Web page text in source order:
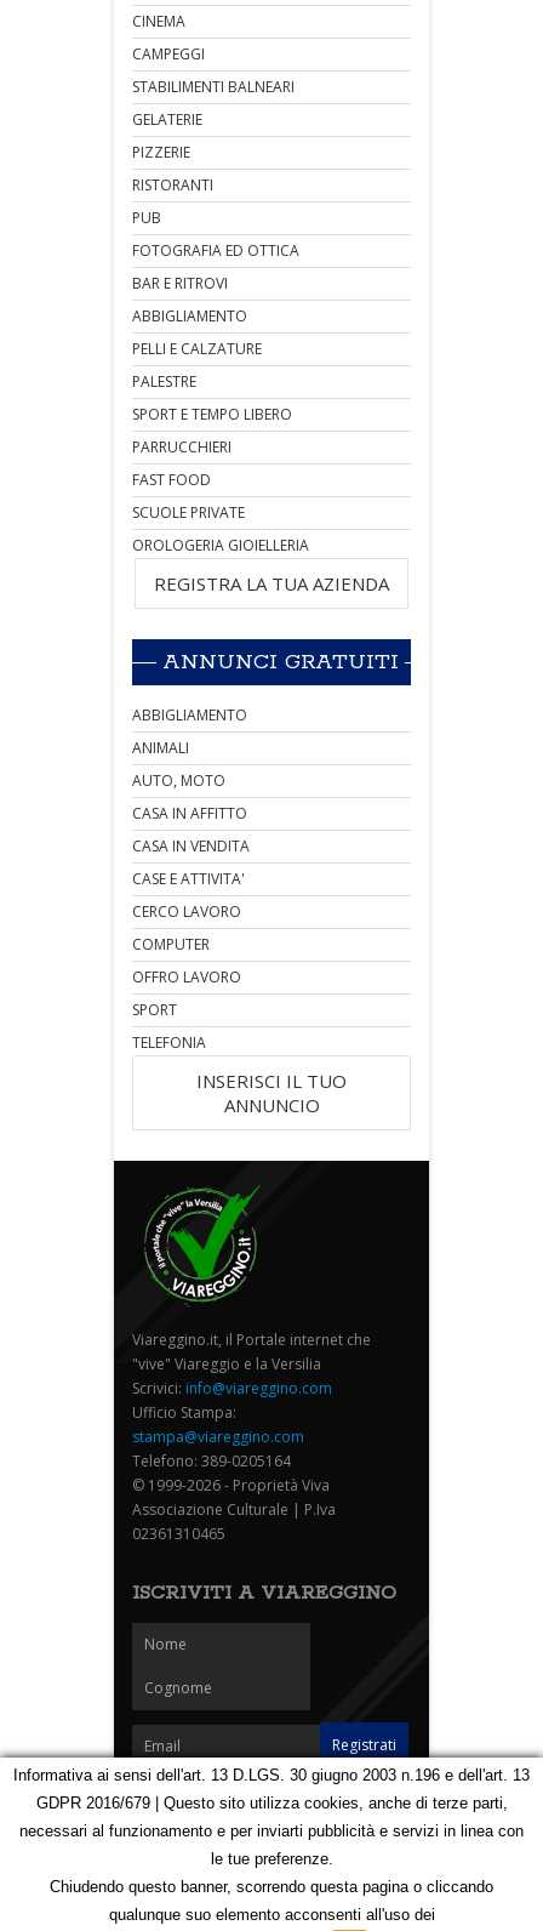
CINEMA
CAMPEGGI
STABILIMENTI BALNEARI
GELATERIE
PIZZERIE
RISTORANTI
PUB
FOTOGRAFIA ED OTTICA
BAR E RITROVI
ABBIGLIAMENTO
PELLI E CALZATURE
PALESTRE
SPORT E TEMPO LIBERO
PARRUCCHIERI
FAST FOOD
SCUOLE PRIVATE
OROLOGERIA GIOIELLERIA
REGISTRA LA TUA AZIENDA
ANNUNCI GRATUITI
ABBIGLIAMENTO
ANIMALI
AUTO, MOTO
CASA IN AFFITTO
CASA IN VENDITA
CASE E ATTIVITA'
CERCO LAVORO
COMPUTER
OFFRO LAVORO
SPORT
TELEFONIA
INSERISCI IL TUO
ANNUNCIO
Viareggino.it, il Portale internet che
"vive" Viareggio e la Versilia
Scrivici: info@viareggino.com
Ufficio Stampa:
stampa@viareggino.com
Telefono: 389-0205164
© 1999-2026 - Proprietà Viva
Associazione Culturale | P.Iva
02361310465
ISCRIVITI A VIAREGGINO
Homepage Notizie Speciali Eventi Foto Carnevale
Partners
Contatti
Mappa
Informativa ai sensi dell'art. 13 D.LGS. 30 giugno 2003 n.196 e dell'art. 13
GDPR 2016/679 | Questo sito utilizza cookies, anche di terze parti,
necessari al funzionamento e per inviarti pubblicità e servizi in linea con
le tue preferenze.
Chiudendo questo banner, scorrendo questa pagina o cliccando
qualunque suo elemento acconsenti all'uso dei